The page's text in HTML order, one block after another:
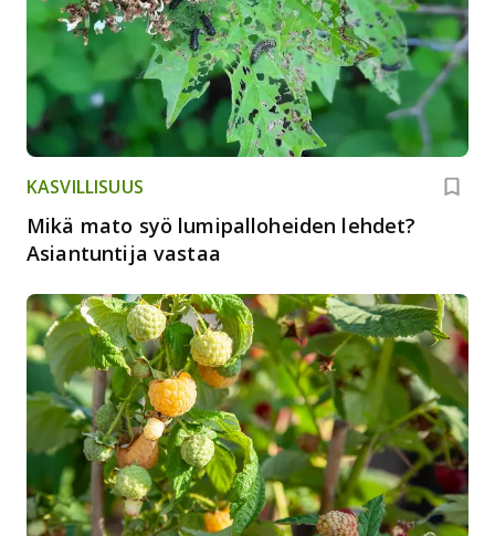
KASVILLISUUS
Mikä mato syö lumipalloheiden lehdet?
Asiantuntija vastaa